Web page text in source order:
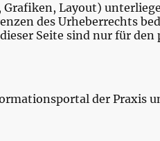
Layout)
des Urheberrechts
Seite sind nur für
der Praxis